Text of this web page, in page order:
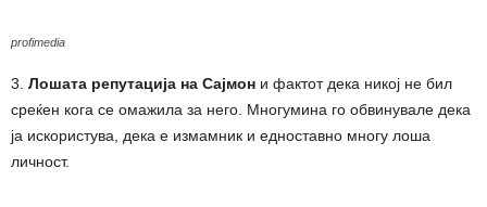
profimedia
3. Лошата репутација на Сајмон и фактот дека никој не бил
среќен кога се омажила за него. Многумина го обвинувале дека
ја искористува, дека е измамник и едноставно многу лоша
личност.